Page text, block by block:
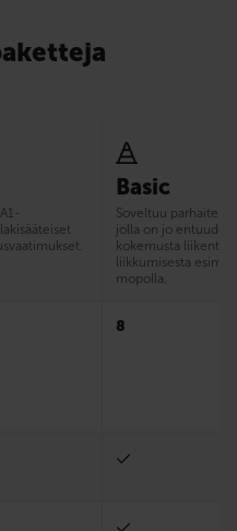
Basic
Soveltuu parhaiten
jolla on jo
kokemusta
liikkumisesta esim.
mopolla.
8